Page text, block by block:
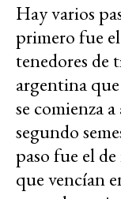
Hay varios
primero fue
tenedores de
argentina
se comienza
segundo
paso fue el
que vencían